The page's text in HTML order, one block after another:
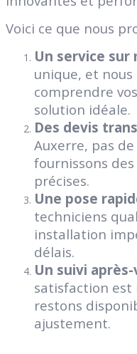
Voici ce que nous
Un service sur
unique, et
comprendre
solution idéale.
Des devis
Auxerre, pas
fournissons
précises.
Une pose
techniciens
installation
délais.
Un suivi
satisfaction
restons
ajustement.